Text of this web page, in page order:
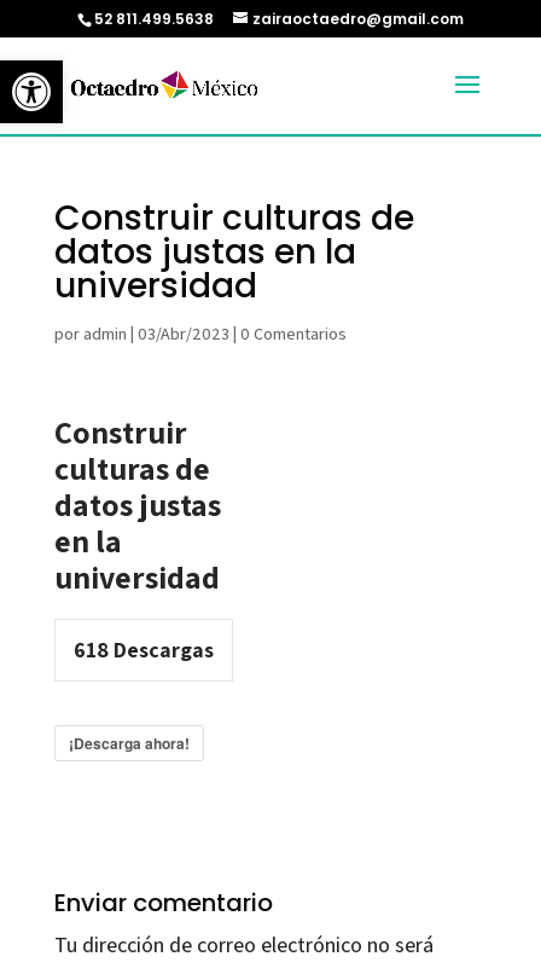
Abrir barra de herramientas
52 811.499.5638 zairaoctaedro@gmail.com
Construir culturas de
datos justas en la
universidad
por admin | 03/Abr/2023 | 0 Comentarios
Construir
culturas de
datos justas
en la
universidad
618Descargas
¡Descarga ahora!
Enviar comentario
Tu dirección de correo electrónico no será